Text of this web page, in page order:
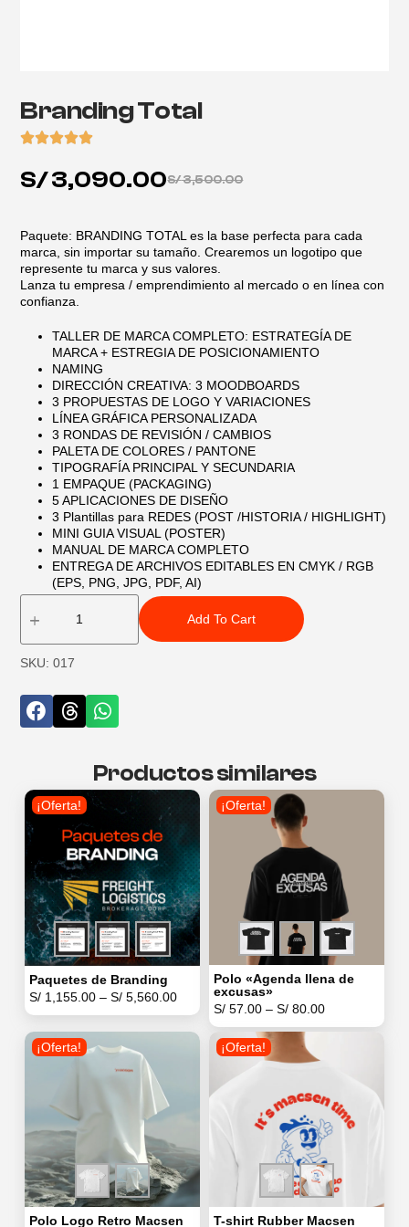
Branding Total
S/3,500.00
S/3,090.00
Paquete: BRANDING TOTAL es la base perfecta para cada
marca, sin importar su tamaño. Crearemos un logotipo que
represente tu marca y sus valores.
Lanza tu empresa / emprendimiento al mercado o en línea con
confianza.
TALLER DE MARCA COMPLETO: ESTRATEGÍA DE
MARCA + ESTREGIA DE POSICIONAMIENTO
NAMING
DIRECCIÓN CREATIVA: 3 MOODBOARDS
3 PROPUESTAS DE LOGO Y VARIACIONES
LÍNEA GRÁFICA PERSONALIZADA
3 RONDAS DE REVISIÓN / CAMBIOS
PALETA DE COLORES / PANTONE
TIPOGRAFÍA PRINCIPAL Y SECUNDARIA
1 EMPAQUE (PACKAGING)
5 APLICACIONES DE DISEÑO
3 Plantillas para REDES (POST /HISTORIA / HIGHLIGHT)
MINI GUIA VISUAL (POSTER)
MANUAL DE MARCA COMPLETO
ENTREGA DE ARCHIVOS EDITABLES EN CMYK / RGB
(EPS, PNG, JPG, PDF, AI)
Add To Cart
SKU: 017
Productos similares
¡Oferta!
Paquetes de Branding
S/1,155.00– S/5,560.00
¡Oferta!
Polo «Agenda llena de
excusas»
S/ 57.00 – S/ 80.00
¡Oferta!
Polo Logo Retro Macsen
¡Oferta!
T-shirt Rubber Macsen